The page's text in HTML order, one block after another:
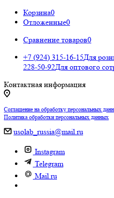
Корзина0
Отложенные0
Сравнение товаров0
+7 (924) 315-16-15Для
228-50-92Для оптового
Контактная информация
Соглашение на обработку персональных
Политика обработки персональных данных
usolab_russia@mail.ru
Instagram
Telegram
Mail.ru